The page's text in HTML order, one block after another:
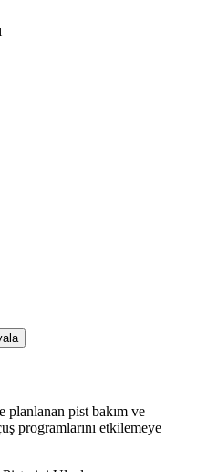
planlanan pist bakım ve
programlarını etkilemeye